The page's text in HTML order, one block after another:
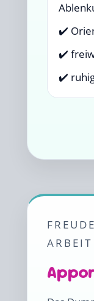
✔️
✔️
✔️
ARBEIT